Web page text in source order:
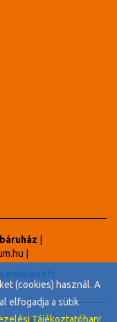
Kft.
(cookies) használ. A
elfogadja a sütik
Tájékoztatóban!